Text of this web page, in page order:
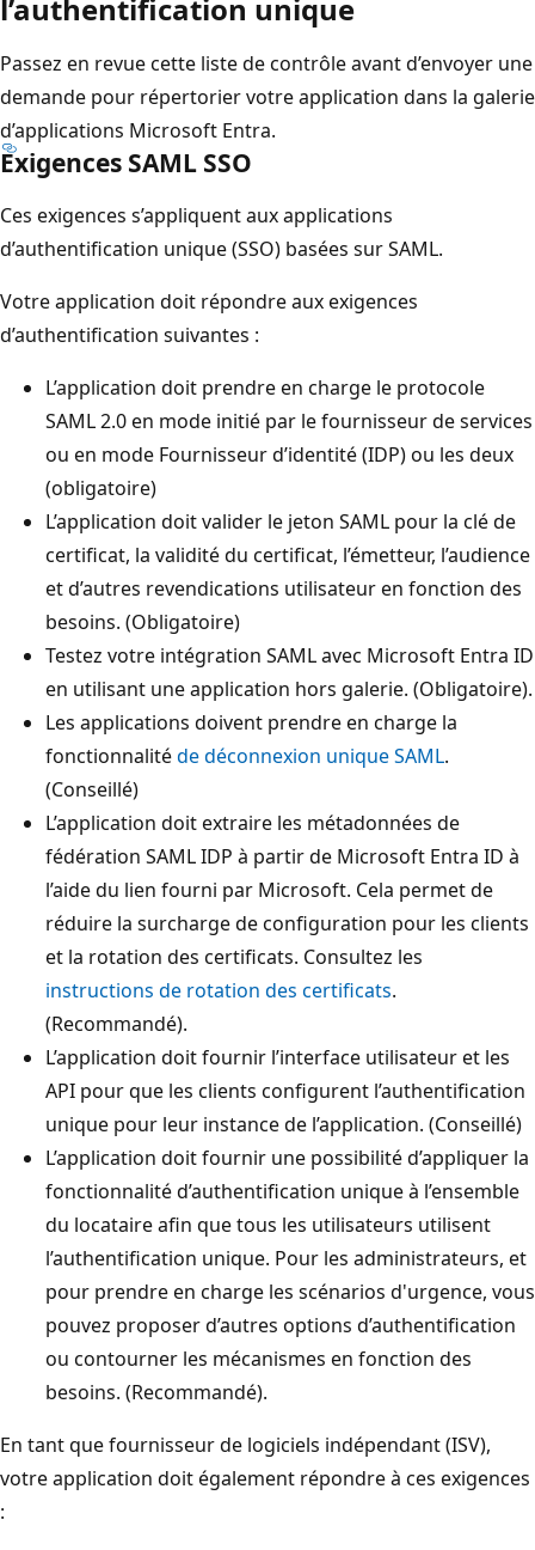
l’authentification unique
Passez en revue cette liste de contrôle avant d’envoyer une
demande pour répertorier votre application dans la galerie
d’applications Microsoft Entra.
Exigences SAML SSO
Ces exigences s’appliquent aux applications
d’authentification unique (SSO) basées sur SAML.
Votre application doit répondre aux exigences
d’authentification suivantes :
L’application doit prendre en charge le protocole
SAML 2.0 en mode initié par le fournisseur de services
ou en mode Fournisseur d’identité (IDP) ou les deux
(obligatoire)
L’application doit valider le jeton SAML pour la clé de
certificat, la validité du certificat, l’émetteur, l’audience
et d’autres revendications utilisateur en fonction des
besoins. (Obligatoire)
Testez votre intégration SAML avec Microsoft Entra ID
en utilisant une application hors galerie. (Obligatoire).
Les applications doivent prendre en charge la
fonctionnalitéde déconnexion unique SAML.
(Conseillé)
L’application doit extraire les métadonnées de
fédération SAML IDP à partir de Microsoft Entra ID à
l’aide du lien fourni par Microsoft. Cela permet de
réduire la surcharge de configuration pour les clients
et la rotation des certificats. Consultez les
instructions de rotation des certificats.
(Recommandé).
L’application doit fournir l’interface utilisateur et les
API pour que les clients configurent l’authentification
unique pour leur instance de l’application. (Conseillé)
L’application doit fournir une possibilité d’appliquer la
fonctionnalité d’authentification unique à l’ensemble
du locataire afin que tous les utilisateurs utilisent
l’authentification unique. Pour les administrateurs, et
pour prendre en charge les scénarios d'urgence, vous
pouvez proposer d’autres options d’authentification
ou contourner les mécanismes en fonction des
besoins. (Recommandé).
En tant que fournisseur de logiciels indépendant (ISV),
votre application doit également répondre à ces exigences
: